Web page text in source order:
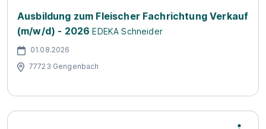
Ausbildung zum Fleischer Fachrichtung Verkauf
(m/w/d) - 2026 EDEKA Schneider
01.08.2026
77723 Gengenbach